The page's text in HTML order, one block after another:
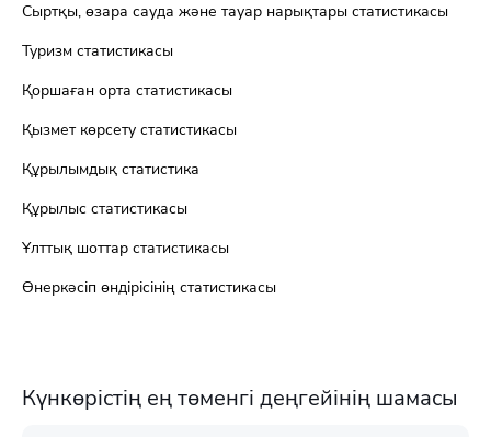
Сыртқы, өзара сауда және тауар нарықтары статистикасы
Туризм статистикасы
Қоршаған орта статистикасы
Қызмет көрсету статистикасы
Құрылымдық статистика
Құрылыс статистикасы
Ұлттық шоттар статистикасы
Өнеркәсіп өндірісінің статистикасы
Күнкөрістің ең төменгі деңгейінің шамасы